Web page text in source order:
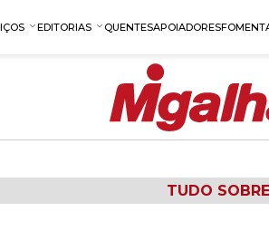
EDITORIAS QUENTESAPOIADORES
TUDO SOBRE